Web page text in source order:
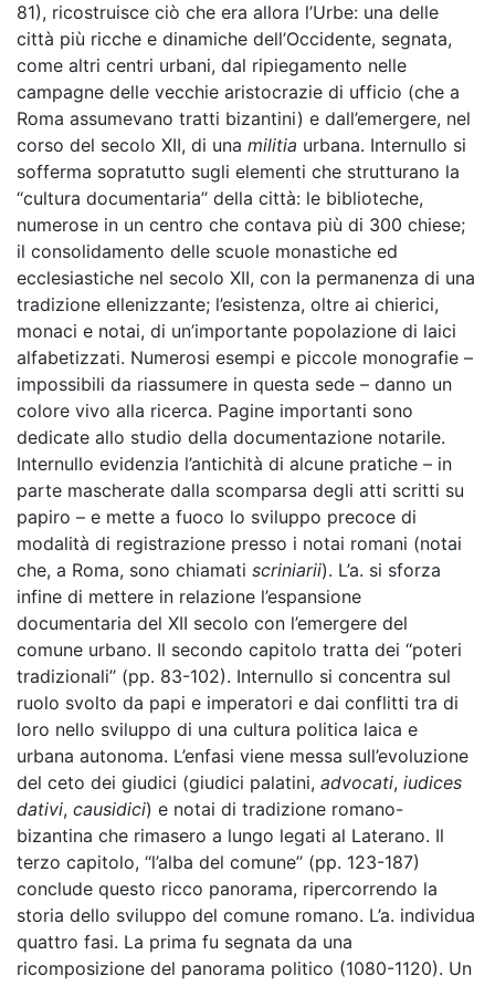
81), ricostruisce ciò che era allora l’Urbe: una delle
città più ricche e dinamiche dell’Occidente, segnata,
come altri centri urbani, dal ripiegamento nelle
campagne delle vecchie aristocrazie di ufficio (che a
Roma assumevano tratti bizantini) e dall’emergere, nel
corso del secolo XII, di una militia urbana. Internullo si
sofferma sopratutto sugli elementi che strutturano la
‘‘cultura documentaria’’ della città: le biblioteche,
numerose in un centro che contava più di 300 chiese;
il consolidamento delle scuole monastiche ed
ecclesiastiche nel secolo XII, con la permanenza di una
tradizione ellenizzante; l’esistenza, oltre ai chierici,
monaci e notai, di un’importante popolazione di laici
alfabetizzati. Numerosi esempi e piccole monografie –
impossibili da riassumere in questa sede – danno un
colore vivo alla ricerca. Pagine importanti sono
dedicate allo studio della documentazione notarile.
Internullo evidenzia l’antichità di alcune pratiche – in
parte mascherate dalla scomparsa degli atti scritti su
papiro – e mette a fuoco lo sviluppo precoce di
modalità di registrazione presso i notai romani (notai
che, a Roma, sono chiamati scriniarii). L’a. si sforza
infine di mettere in relazione l’espansione
documentaria del XII secolo con l’emergere del
comune urbano. Il secondo capitolo tratta dei ‘‘poteri
tradizionali’’ (pp. 83-102). Internullo si concentra sul
ruolo svolto da papi e imperatori e dai conflitti tra di
loro nello sviluppo di una cultura politica laica e
urbana autonoma. L’enfasi viene messa sull’evoluzione
del ceto dei giudici (giudici palatini, advocati, iudices
dativi, causidici) e notai di tradizione romano-
bizantina che rimasero a lungo legati al Laterano. Il
terzo capitolo, ‘‘l’alba del comune’’ (pp. 123-187)
conclude questo ricco panorama, ripercorrendo la
storia dello sviluppo del comune romano. L’a. individua
quattro fasi. La prima fu segnata da una
ricomposizione del panorama politico (1080-1120). Un